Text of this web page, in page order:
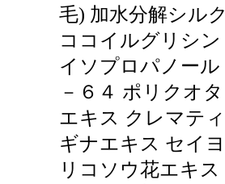
毛) 加水分解シル
ココイルグリシ
イソプロパノー
－６４ ポリクオ
エキス クレマテ
ギナエキス セイ
リコソウ花エキ